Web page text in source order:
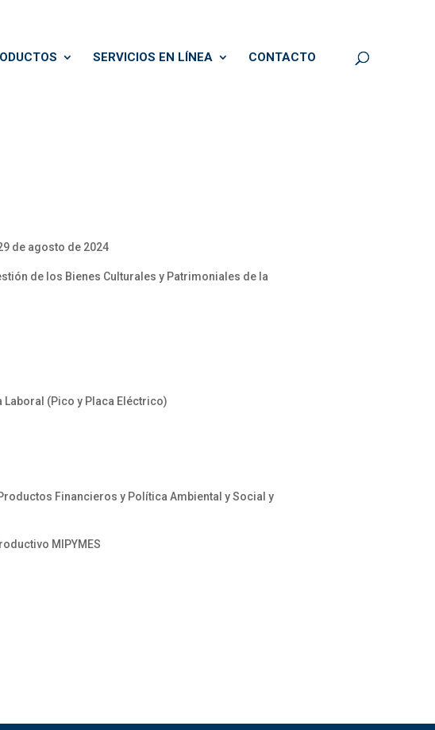
SERVICIOS EN LÍNEA CONTACTO
de agosto de 2024
de los Bienes Culturales y Patrimoniales de la
(Pico y Placa Eléctrico)
Financieros y Política Ambiental y Social y
MIPYMES